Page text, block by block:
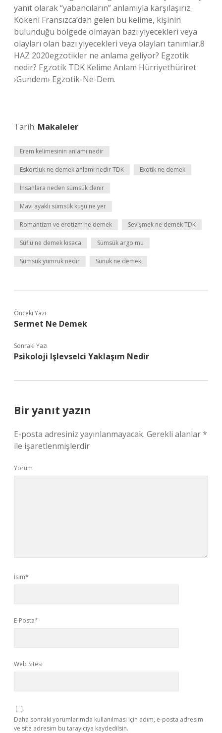
yanıt olarak “yabancıların” anlamıyla karşılaşırız.
Kökeni Fransızca’dan gelen bu kelime, kişinin
bulunduğu bölgede olmayan bazı yiyecekleri veya
olayları olan bazı yiyecekleri veya olayları tanımlar.8
HAZ 2020egzotikler ne anlama geliyor? Egzotik
nedir? Egzotik TDK Kelime Anlam Hürriyethüriret
›Gundem› Egzotik-Ne-Dem.
Tarih: Makaleler
Erem kelimesinin anlamı nedir
Eskortluk ne demek anlamı nedir TDK Exotik ne demek
İnsanlara neden sümsük denir
Mavi ayaklı sümsük kuşu ne yer
Romantizm ve erotizm ne demek Sevişmek ne demek TDK
Süflü ne demek kısaca Sümsük argo mu
Sümsük yumruk nedir Sunuk ne demek
Önceki Yazı
Sermet Ne Demek
Sonraki Yazı
Psikoloji Işlevselci Yaklaşım Nedir
Bir yanıt yazın
E-posta adresiniz yayınlanmayacak. Gerekli alanlar*
ile işaretlenmişlerdir
Yorum
İsim*
E-Posta*
Web Sitesi
Daha sonraki yorumlarımda kullanılması için adım, e-posta adresim
ve site adresim bu tarayıcıya kaydedilsin.